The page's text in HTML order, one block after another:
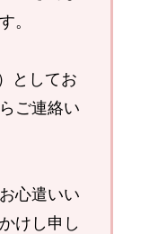
。
としてお
ご連絡い
心遣いい
けし申し